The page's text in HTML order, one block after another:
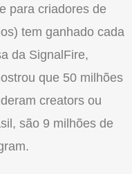
para criadores de
tem ganhado cada
da SignalFire,
que 50 milhões
creators ou
são 9 milhões de